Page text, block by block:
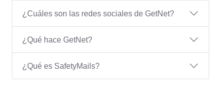
¿Cuáles son las redes sociales de GetNet?
¿Qué hace GetNet?
¿Qué es SafetyMails?